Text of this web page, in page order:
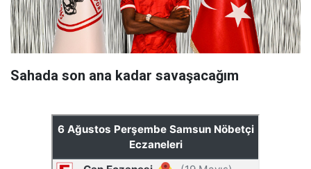
Sahada son ana kadar savaşacağım